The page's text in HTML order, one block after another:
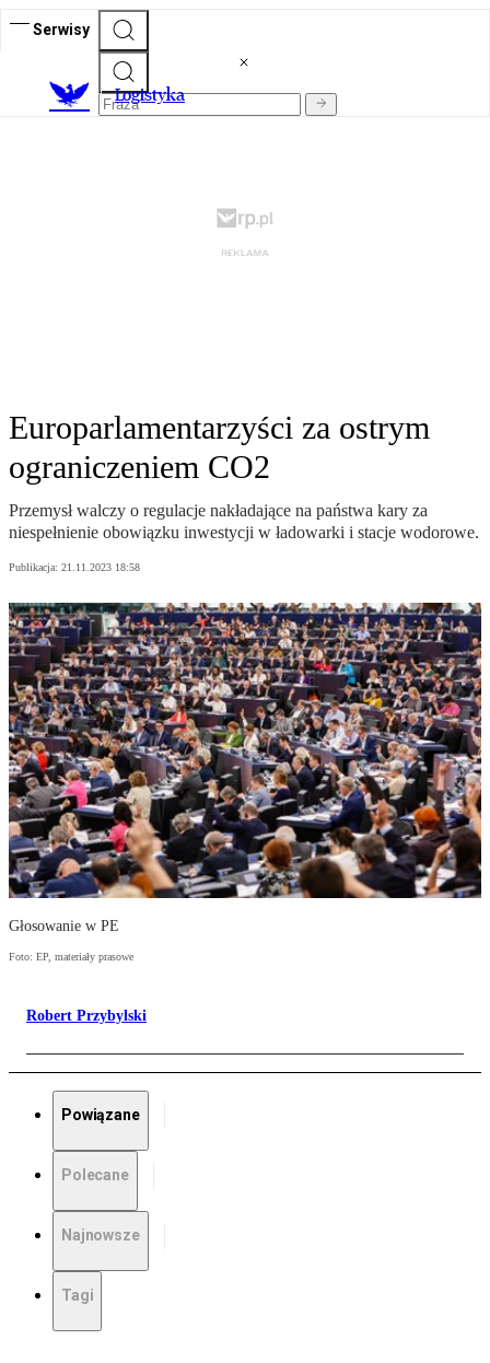
Serwisy
Logistyka
Europarlamentarzyści za ostrym
ograniczeniem CO2
Przemysł walczy o regulacje nakładające na państwa kary za
niespełnienie obowiązku inwestycji w ładowarki i stacje wodorowe.
Publikacja: 21.11.2023 18:58
Głosowanie w PE
Foto: EP, materiały prasowe
Robert Przybylski
Powiązane
Polecane
Najnowsze
Tagi